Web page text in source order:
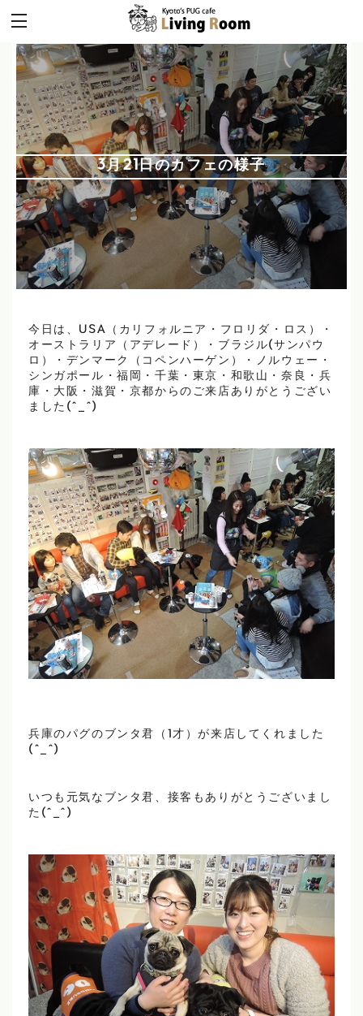
3月21日のカフェの様子
今日は、USA（カリフォルニア・フロリダ・ロス）・
オーストラリア（アデレード）・ブラジル(サンパウ
ロ）・デンマーク（コペンハーゲン）・ノルウェー・
シンガポール・福岡・千葉・東京・和歌山・奈良・兵
庫・大阪・滋賀・京都からのご来店ありがとうござい
ました(^_^)
兵庫のパグのブンタ君（1才）が来店してくれました
(^_^)
いつも元気なブンタ君、接客もありがとうございまし
た(^_^)